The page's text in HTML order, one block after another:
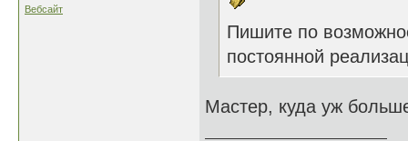
Вебсайт
Пишите по
постоянной
Мастер, куда уж